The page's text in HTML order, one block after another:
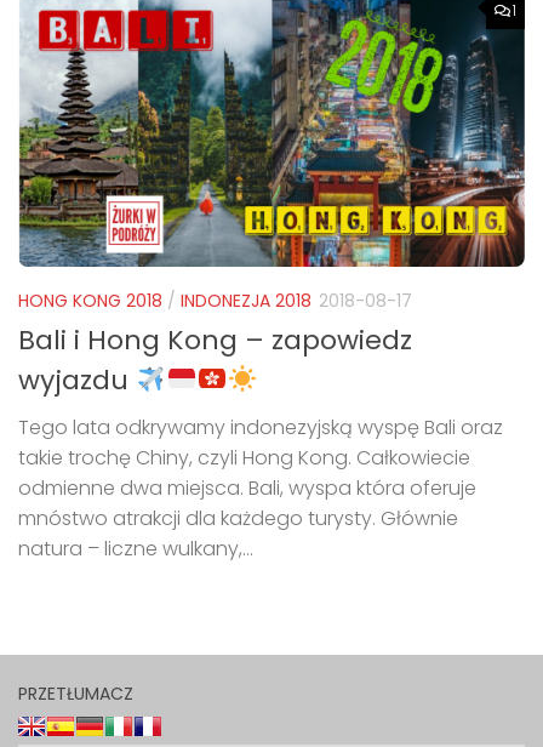
1
HONG KONG 2018 / INDONEZJA 2018 2018-08-17
Bali i Hong Kong – zapowiedz
wyjazdu
Tego lata odkrywamy indonezyjską wyspę Bali oraz
takie trochę Chiny, czyli Hong Kong. Całkowiecie
odmienne dwa miejsca. Bali, wyspa która oferuje
mnóstwo atrakcji dla każdego turysty. Głównie
natura – liczne wulkany,...
PRZETŁUMACZ